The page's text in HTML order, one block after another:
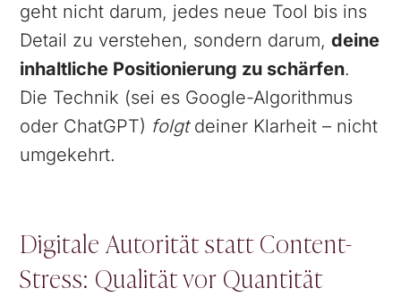
geht nicht darum, jedes neue Tool bis ins
Detail zu verstehen, sondern darum,deine
inhaltliche Positionierung zu schärfen.
Die Technik (sei es Google-Algorithmus
oder ChatGPT) folgtdeiner Klarheit – nicht
umgekehrt.
Digitale Autorität statt Content-
Stress: Qualität vor Quantität